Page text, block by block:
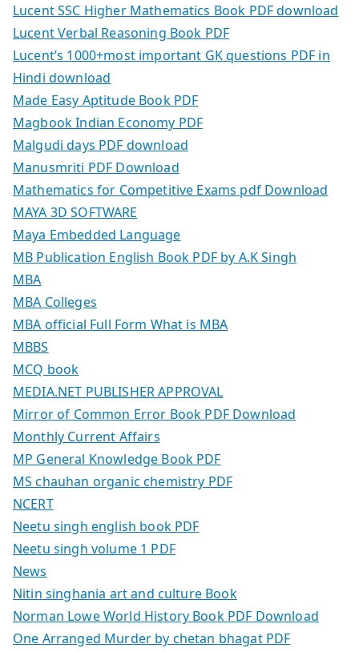
Lucent SSC Higher Mathematics Book PDF download
Lucent Verbal Reasoning Book PDF
Lucent’s 1000+most important GK questions PDF in
Hindi download
Made Easy Aptitude Book PDF
Magbook Indian Economy PDF
Malgudi days PDF download
Manusmriti PDF Download
Mathematics for Competitive Exams pdf Download
MAYA 3D SOFTWARE
Maya Embedded Language
MB Publication English Book PDF by A.K Singh
MBA
MBA Colleges
MBA official Full Form What is MBA
MBBS
MCQ book
MEDIA.NET PUBLISHER APPROVAL
Mirror of Common Error Book PDF Download
Monthly Current Affairs
MP General Knowledge Book PDF
MS chauhan organic chemistry PDF
NCERT
Neetu singh english book PDF
Neetu singh volume 1 PDF
News
Nitin singhania art and culture Book
Norman Lowe World History Book PDF Download
One Arranged Murder by chetan bhagat PDF